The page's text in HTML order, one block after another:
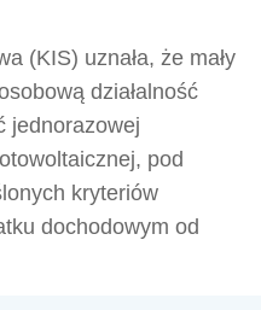
(KIS) uznała, że mały
działalność
jednorazowej
pod
kryteriów
dochodowym od